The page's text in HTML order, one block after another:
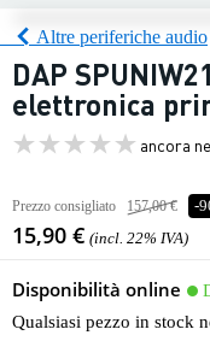
Altre periferiche audio
DAP
elettronica
ancora
Prezzo consigliato 157,00 € -
15,90 € (incl. 22% IVA)
Disponibilità online
Qualsiasi pezzo in stock